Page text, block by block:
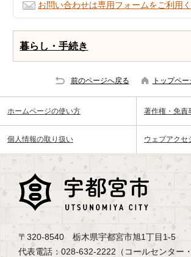
お問い合わせは専用フォームをご利用く
暮らし・手続き
前のページへ戻る トップペ
ホームページの使い方 著作権・免責
個人情報の取り扱い ウェブアクセ
〒320-8540 栃木県宇都宮市旭1丁目1-5
代表電話：028-632-2222（コールセンター